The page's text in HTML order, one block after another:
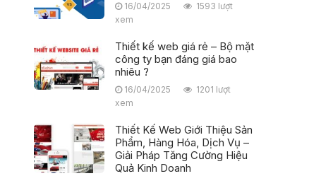
16/04/2025
1593 lượt
xem
Thiết kế web giá rẻ – Bộ mặt
công ty bạn đáng giá bao
nhiêu ?
16/04/2025
1201 lượt
xem
Thiết Kế Web Giới Thiệu Sản
Phẩm, Hàng Hóa, Dịch Vụ –
Giải Pháp Tăng Cường Hiệu
Quả Kinh Doanh